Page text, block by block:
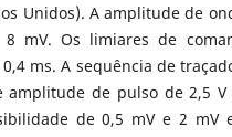
Unidos). A amplitude de
mV. Os limiares de
ms. A sequência de
de pulso de 2,5 V
de 0,5 mV e 2 mV